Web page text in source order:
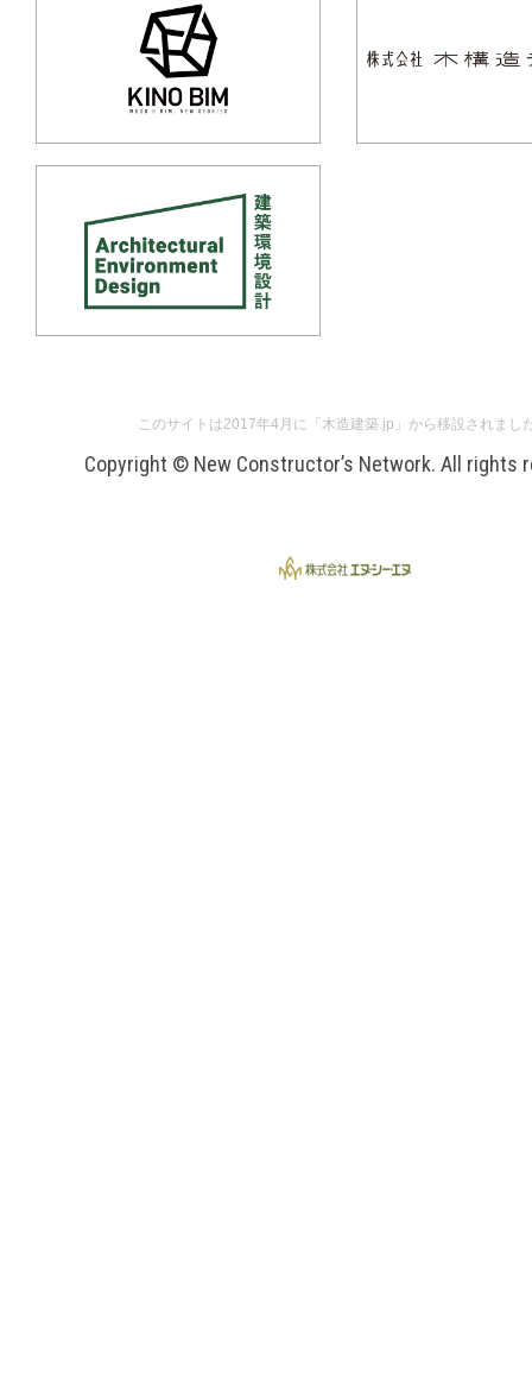
このサイトは2017年4月に「木造建築.jp」から移設されまし
Copyright © New Constructor’s Network. All rights